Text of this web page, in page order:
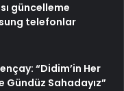
güncelleme
telefonlar
“Didim’in Her
Gündüz Sahadayız”